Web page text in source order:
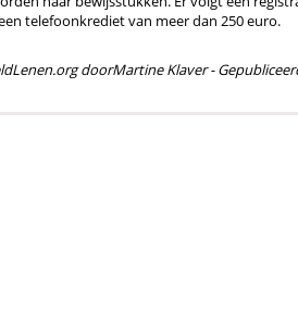
telefoonkrediet van meer dan 250 euro.
doorMartine Klaver-